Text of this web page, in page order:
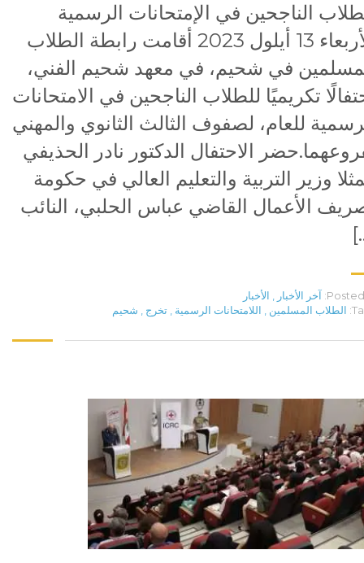
الناجحين في الإمتحانات الرسمية
الأربعاء 13 أيلول 2023 أقامت رابطة الطلاب
في شحيم، في معهد شحيم الفني،
تكريميًا للطلاب الناجحين في الامتحانات
للعام، لصفوف الثالث الثانوي والمهني
الاحتفال الدكتور نادر الحذيفي
وزير التربية والتعليم العالي في حكومة
الأعمال القاضي عباس الحلبي، النائب
Posted آخر الأخبار , الأخبار
الطلاب المسلمين , اللامتحانات الرسمية , تخرج , شحيم